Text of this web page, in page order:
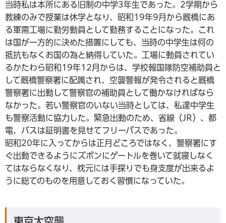
当時私は本所にある旧制の中学3年生であった。2学期から
教練のみで授業は休学となり、昭和19年9月から厩橋にあ
る軍需工場に勤労動員として勤務することになった。これ
は国が一方的に決めた措置にしても、当時の中学生は何の
抵抗もなくお国の為と納得していた。工場に動員されてい
るかたわら昭和19年12月からは、学校報国隊防空補助員と
して厩橋警察署に配属され、空襲警報が発令されると厩橋
警察署に出動して警察官の補助員として働かなければなら
なかった。若い警察官のいない当時としては、私達中学生
も警察活動に協力した。緊急出動のため、省線（JR）、都
電、バスは証明書を見せてフリーパスであった。
昭和20年に入ってからは正月どころではなく、警察署にす
ぐ出動できるようにズボンにゲートルを巻いて就寝しなく
てはならなくなり、枕元には手探りでも身支度が出来るよ
うに総てのものを用意しておく習慣になっていた。
東京大空襲